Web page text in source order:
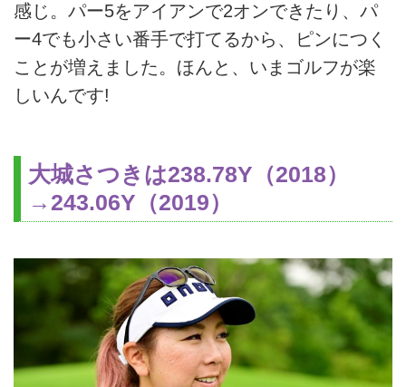
感じ。パー5をアイアンで2オンできたり、パ
ー4でも小さい番手で打てるから、ピンにつく
ことが増えました。ほんと、いまゴルフが楽
しいんです!
大城さつきは238.78Y（2018）
→243.06Y（2019）